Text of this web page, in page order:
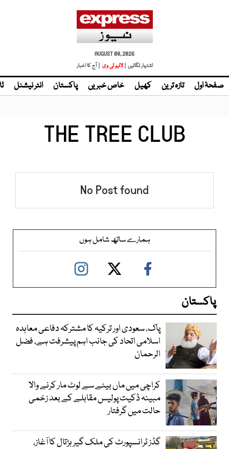
AUGUST 08, 2026
اشتہار لگائیں | لائیو ٹی وی | آج کا اخبار
صفحۂ اول تازہ ترین کھیل خاص خبریں پاکستان انٹر نیشنل
THE TREE CLUB
No Post found
ہمارے ساتھ شامل ہوں
پاکستان
پاک، سعودی اور ترکیہ کا مشترکہ دفاعی معاہدہ
اسلامی اتحاد کی جانب اہم پیشرفت ہے، فضل
الرحمان
کراچی میں ماں بیٹے سے لوٹ مار کرنے والا
مبینہ ڈکیت پولیس مقابلے کے بعد زخمی
حالت میں گرفتار
گڈز ٹرانسپورٹ کی ملک گیر ہڑتال کا آغاز،